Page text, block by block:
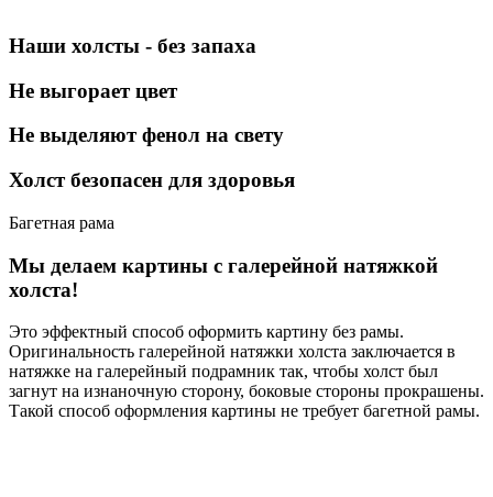
Наши холсты - без запаха
Не выгорает цвет
Не выделяют фенол на свету
Холст безопасен для здоровья
Багетная рама
Мы делаем картины с галерейной натяжкой
холста!
Это эффектный способ оформить картину без рамы.
Оригинальность галерейной натяжки холста заключается в
натяжке на галерейный подрамник так, чтобы холст был
загнут на изнаночную сторону, боковые стороны прокрашены.
Такой способ оформления картины не требует багетной рамы.